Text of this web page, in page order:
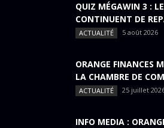
QUIZ MÉGAWIN 3 :
CONTINUENT DE
ACTUALITÉ 5 août 2026
ORANGE FINANCES
LA CHAMBRE DE
ACTUALITÉ 25 juillet
INFO MEDIA :